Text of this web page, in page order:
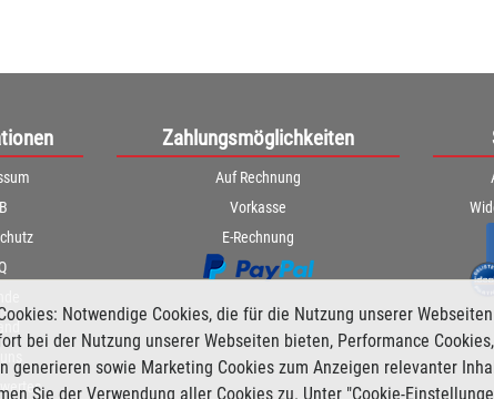
Notwendige Cookies, die für die Nutzung unserer
bei der Nutzung unserer Webseiten bieten, Performance
sowie Marketing Cookies zum Anzeigen relevanter
Sie der Verwendung aller Cookies zu. Unter "Cookie-
Zahlungsmöglichkeiten
Auf Rechnung
Vorkasse
E-Rechnung